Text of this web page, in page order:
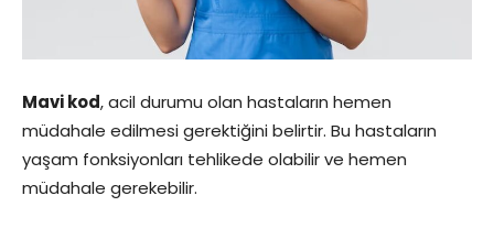
Mavi kod, acil durumu olan hastaların hemen
müdahale edilmesi gerektiğini belirtir. Bu hastaların
yaşam fonksiyonları tehlikede olabilir ve hemen
müdahale gerekebilir.